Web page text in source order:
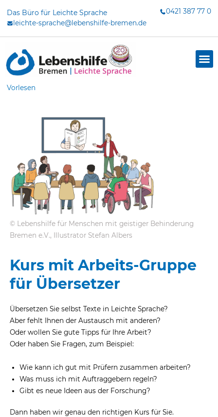
Inhalt
Das Büro für Leichte Sprache
0421 387 77 0
leichte-sprache@lebenshilfe-bremen.de
Vorlesen
© Lebenshilfe für Menschen mit geistiger Behinderung
Bremen e.V., Illustrator Stefan Albers
Kurs mit Arbeits-Gruppe
für Übersetzer
Übersetzen Sie selbst Texte in Leichte Sprache?
Aber fehlt Ihnen der Austausch mit anderen?
Oder wollen Sie gute Tipps für Ihre Arbeit?
Oder haben Sie Fragen, zum Beispiel:
Wie kann ich gut mit Prüfern zusammen arbeiten?
Was muss ich mit Auftraggebern regeln?
Gibt es neue Ideen aus der Forschung?
Dann haben wir genau den richtigen Kurs für Sie.